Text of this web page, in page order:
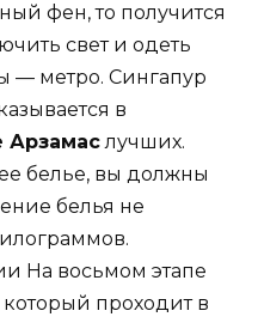
фен, то получится
свет и одеть
— метро. Сингапур
в
Арзамаслучших.
белье, вы должны
белья не
На восьмом этапе
проходит в